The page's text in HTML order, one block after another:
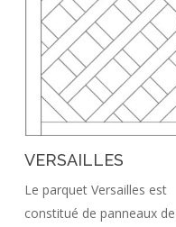
VERSAILLES
Le parquet Versailles est
constitué de panneaux de